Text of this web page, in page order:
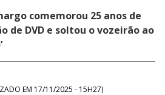
comemorou 25 anos de
de DVD e soltou o vozeirão ao
EM 17/11/2025 - 15H27)